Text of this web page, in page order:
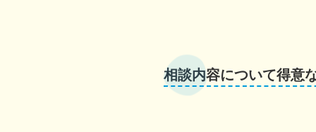
相談内容について得意